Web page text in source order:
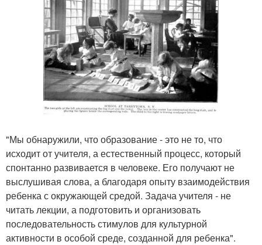
"Мы обнаружили, что образование - это не то, что
исходит от учителя, а естественный процесс, который
спонтанно развивается в человеке. Его получают не
выслушивая слова, а благодаря опыту взаимодействия
ребенка с окружающей средой. Задача учителя - не
читать лекции, а подготовить и организовать
последовательность стимулов для культурной
активности в особой среде, созданной для ребенка".